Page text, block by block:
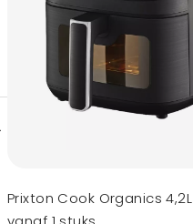
Prixton Cook Organics